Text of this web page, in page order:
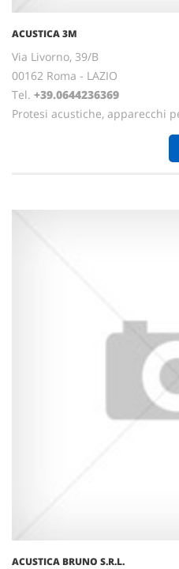
ACUSTICA 3M
Via Livorno, 39/B
00162 Roma - LAZIO
Tel. +39.0644236369
Protesi acustiche, apparecchi
ACUSTICA BRUNO S.R.L.